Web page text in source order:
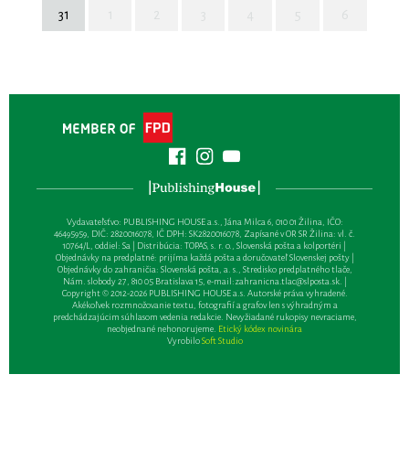
31
Vydavateľsťvo: PUBLISHING HOUSE a.s., Jána Milca 6, 010 01 Žilina, IČO:
46495959, DIČ: 2820016078, IČ DPH: SK2820016078, Zapísané v OR SR Žilina: vl. č.
10764/L, oddiel: Sa | Distribúcia: TOPAS, s. r. o., Slovenská pošta a kolportéri |
Objednávky na predplatné: prijíma každá pošta a doručovateľ Slovenskej pošty |
Objednávky do zahraničia: Slovenská pošta, a. s., Stredisko predplatného tlače,
Nám. slobody 27, 810 05 Bratislava 15, e-mail:zahranicna.tlac@slposta.sk. |
Copyright © 2012-2026 PUBLISHING HOUSE a.s. Autorské práva vyhradené.
Akékoľvek rozmnožovanie textu, fotografií a grafov len s výhradným a
predchádzajúcim súhlasom vedenia redakcie. Nevyžiadané rukopisy nevraciame,
neobjednané nehonorujeme. Etický kódex novinára
VyrobiloSoft Studio